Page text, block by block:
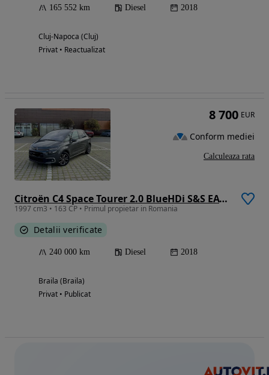
165 552 km Diesel 2018
Cluj-Napoca (Cluj)
Privat • Reactualizat
Citroën C4 Space Tourer 2.0 BlueHDi S&S EAT8 Feel
1997 cm3 • 163 CP • Primul propietar in Romania
Detalii verificate
240 000 km Diesel 2018
Braila (Braila)
Privat • Publicat
8 700 EUR
Conform mediei
Calculeaza rata